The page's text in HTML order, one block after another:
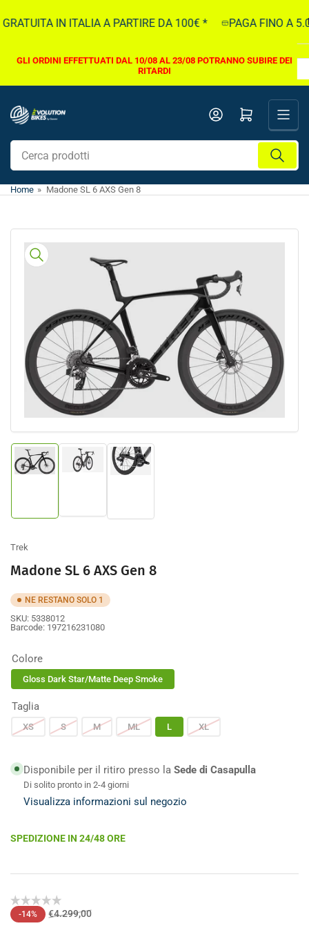
direttamente
contenuti
IN ITALIA A PARTIRE DA 100€ * PAGA FINO A
GLI ORDINI EFFETTUATI DAL 10/08 AL 23/08 POTRANNO SUBIRE DEI
RITARDI
Cerca
prodotti
Apri il mini carrello
Home » Madone SL 6 AXS Gen 8
direttamente
prodotto
Apri
contenuto
multimediale
1
nella
finestra
nella
nella
nella
Trek
Madone SL 6 AXS Gen 8
NE RESTANO SOLO 1
SKU: 5338012
Barcode: 197216231080
Colore
Gloss Dark Star/Matte Deep Smoke
Taglia
XS S M ML L XL
Disponibile per il ritiro presso la Sede di Casapulla
Di solito pronto in 2-4 giorni
Visualizza informazioni sul negozio
SPEDIZIONE IN 24/48 ORE
Prezzo
-14% €4.299,00Prezzo